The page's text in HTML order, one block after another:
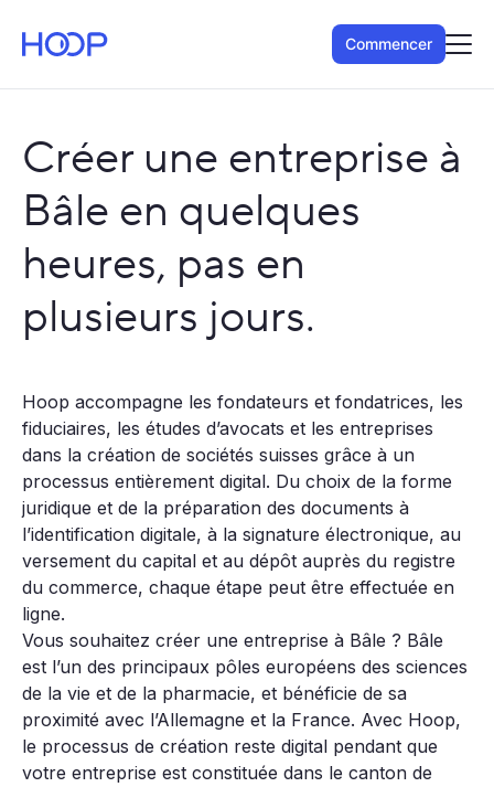
Commencer
Créer une entreprise à
Bâle en quelques
heures, pas en
plusieurs jours.
Hoop accompagne les fondateurs et fondatrices, les
fiduciaires, les études d’avocats et les entreprises
dans la création de sociétés suisses grâce à un
processus entièrement digital. Du choix de la forme
juridique et de la préparation des documents à
l’identification digitale, à la signature électronique, au
versement du capital et au dépôt auprès du registre
du commerce, chaque étape peut être effectuée en
ligne.
Vous souhaitez créer une entreprise à Bâle ? Bâle
est l’un des principaux pôles européens des sciences
de la vie et de la pharmacie, et bénéficie de sa
proximité avec l’Allemagne et la France. Avec Hoop,
le processus de création reste digital pendant que
votre entreprise est constituée dans le canton de